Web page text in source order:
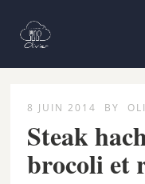
8 JUIN 2014 BY
Steak
brocoli et